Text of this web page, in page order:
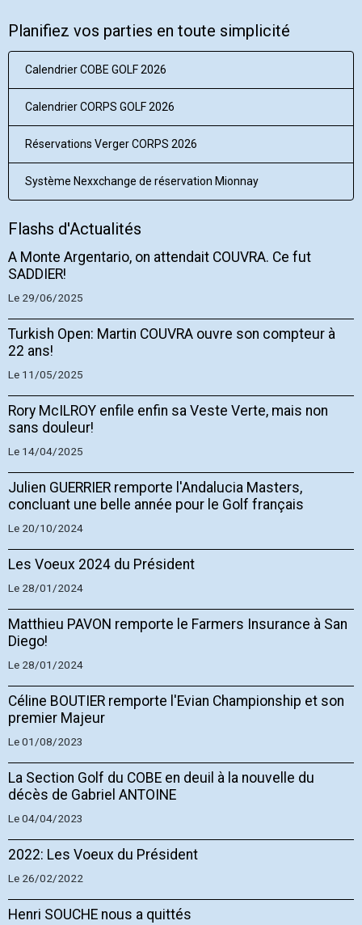
Planifiez vos parties en toute simplicité
Calendrier COBE GOLF 2026
Calendrier CORPS GOLF 2026
Réservations Verger CORPS 2026
Système Nexxchange de réservation Mionnay
Flashs d'Actualités
A Monte Argentario, on attendait COUVRA. Ce fut
SADDIER!
Le 29/06/2025
Turkish Open: Martin COUVRA ouvre son compteur à
22 ans!
Le 11/05/2025
Rory McILROY enfile enfin sa Veste Verte, mais non
sans douleur!
Le 14/04/2025
Julien GUERRIER remporte l'Andalucia Masters,
concluant une belle année pour le Golf français
Le 20/10/2024
Les Voeux 2024 du Président
Le 28/01/2024
Matthieu PAVON remporte le Farmers Insurance à San
Diego!
Le 28/01/2024
Céline BOUTIER remporte l'Evian Championship et son
premier Majeur
Le 01/08/2023
La Section Golf du COBE en deuil à la nouvelle du
décès de Gabriel ANTOINE
Le 04/04/2023
2022: Les Voeux du Président
Le 26/02/2022
Henri SOUCHE nous a quittés